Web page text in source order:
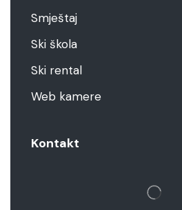
Smještaj
Ski škola
Ski rental
Web kamere
Kontakt